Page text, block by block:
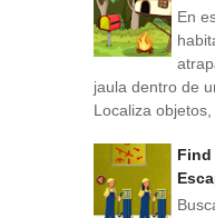
En
jaula dentro de
Localiza objetos,
Find